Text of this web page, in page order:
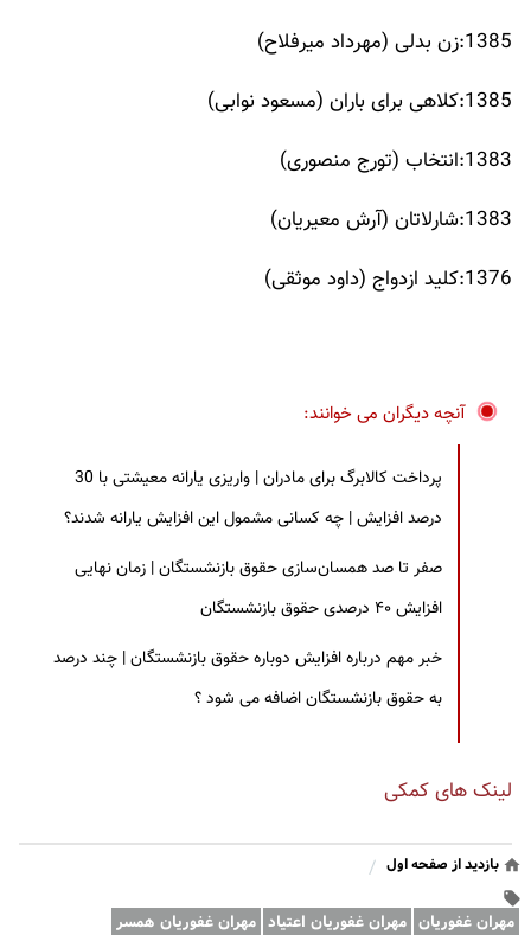
1385:زن بدلی (مهرداد میرفلاح)
1385:کلاهی برای باران (مسعود نوابی)
1383:انتخاب (تورج منصوری)
1383:شارلاتان (آرش معیریان)
1376:کلید ازدواج (داود موثقی)
آنچه دیگران می خوانند:
پرداخت کالابرگ برای مادران | واریزی یارانه معیشتی با 30
درصد افزایش | چه کسانی مشمول این افزایش یارانه شدند؟
صفر تا صد همسان‌سازی حقوق بازنشستگان | زمان نهایی
افزایش ۴۰ درصدی حقوق بازنشستگان
خبر مهم درباره افزایش دوباره حقوق بازنشستگان | چند درصد
به حقوق بازنشستگان اضافه می شود ؟
لینک های کمکی
بازدید از صفحه اول /
مهران غفوریان مهران غفوریان اعتیاد مهران غفوریان همسر